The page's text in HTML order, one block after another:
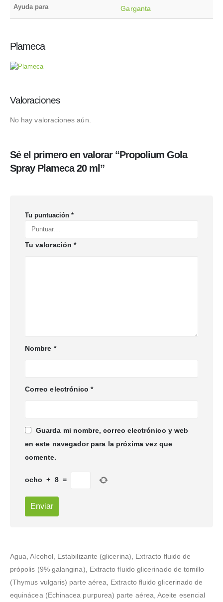
Ayuda para Garganta
Plameca
Valoraciones
No hay valoraciones aún.
Sé el primero en valorar “Propolium Gola
Spray Plameca 20 ml”
Tu puntuación *
Tu valoración *
Nombre *
Correo electrónico*
Guarda mi nombre, correo electrónico y web
en este navegador para la próxima vez que
comente.
ocho + 8 =
Agua, Alcohol, Estabilizante (glicerina), Extracto fluido de
própolis (9% galangina), Extracto fluido glicerinado de tomillo
(Thymus vulgaris) parte aérea, Extracto fluido glicerinado de
equinácea (Echinacea purpurea) parte aérea, Aceite esencial